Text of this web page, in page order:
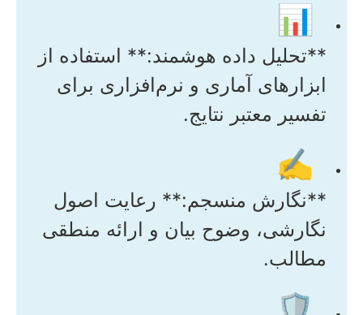
📊
**تحلیل داده هوشمند:** استفاده از
ابزارهای آماری و نرم‌افزاری برای
تفسیر معتبر نتایج.
✍️
**نگارش منسجم:** رعایت اصول
نگارشی، وضوح بیان و ارائه منطقی
مطالب.